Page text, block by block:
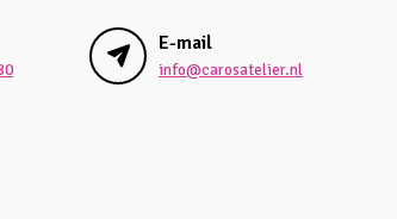
E-mail
info@carosatelier.nl